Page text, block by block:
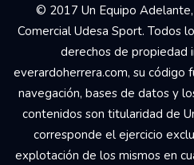
© 2017 Un Equipo
Comercial Udesa Sport. Todos
derechos de
everardoherrera.com, su código
navegación, bases de datos y
contenidos son titularidad de
corresponde el ejercicio
explotación de los mismos en